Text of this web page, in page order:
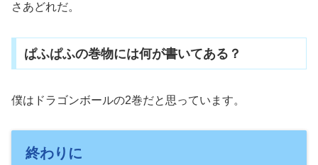
さあどれだ。
ぱふぱふの巻物には何が書いてある？
僕はドラゴンボールの2巻だと思っています。
終わりに